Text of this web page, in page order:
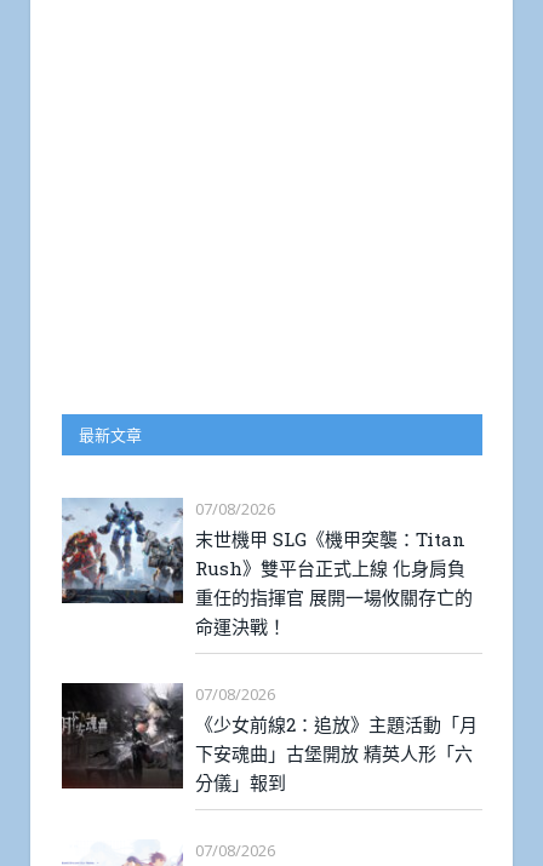
最新文章
07/08/2026
末世機甲 SLG《機甲突襲：Titan
Rush》雙平台正式上線 化身肩負
重任的指揮官 展開一場攸關存亡的
命運決戰！
07/08/2026
《少女前線2：追放》主題活動「月
下安魂曲」古堡開放 精英人形「六
分儀」報到
07/08/2026